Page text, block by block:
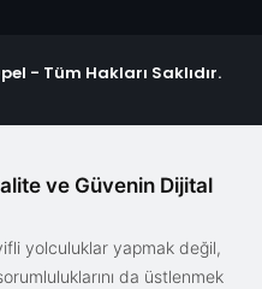
- Tüm Hakları Saklıdır.
ve Güvenin Dijital
yolculuklar yapmak değil,
da üstlenmek